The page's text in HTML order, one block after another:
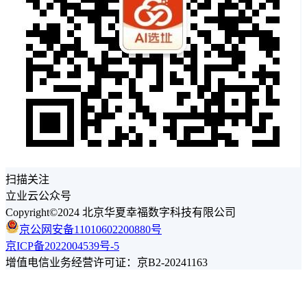
扫描关注
立业云公众号
Copyright©2024 北京华夏幸福数字科技有限公司
京公网安备11010602200880号
京ICP备2022004539号-5
增值电信业务经营许可证：京B2-20241163